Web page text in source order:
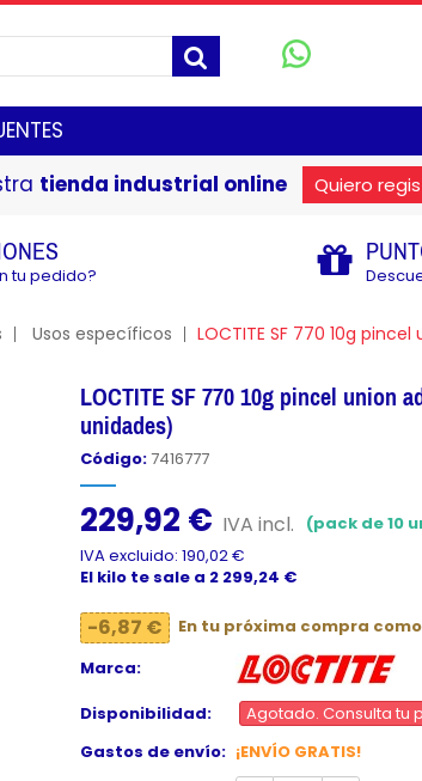
tienda industrial online Quiero
tu pedido?
Usos específicos
LOCTITE SF 770 10g
LOCTITE SF 770 10g pincel union
unidades)
Código:7416777
229,92 € IVA incl.
(pack de 10
IVA excluido: 190,02 €
El kilo te sale a 2 299,24 €
-6,87 €
En tu próxima compra
Marca:
Disponibilidad:
Agotado. Consulta tu
Gastos de envío: ¡ENVÍO GRATIS!